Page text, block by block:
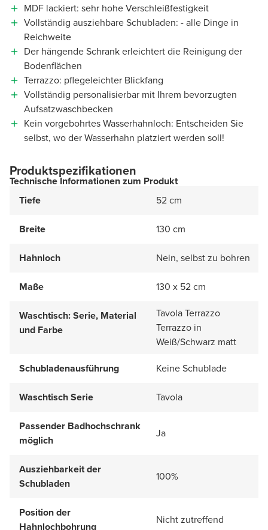
MDF lackiert: sehr hohe Verschleißfestigkeit
Vollständig ausziehbare Schubladen: - alle Dinge in
Reichweite
Der hängende Schrank erleichtert die Reinigung der
Bodenflächen
Terrazzo: pflegeleichter Blickfang
Vollständig personalisierbar mit Ihrem bevorzugten
Aufsatzwaschbecken
Kein vorgebohrtes Wasserhahnloch: Entscheiden Sie
selbst, wo der Wasserhahn platziert werden soll!
Produktspezifikationen
Technische Informationen zum Produkt
Tiefe
52 cm
Breite 130 cm
Hahnloch Nein, selbst zu bohren
Maße 130 x 52 cm
Waschtisch: Serie, Material
und Farbe
Tavola Terrazzo
Terrazzo in
Weiß/Schwarz matt
Schubladenausführung
Keine Schublade
Waschtisch Serie Tavola
Passender Badhochschrank
möglich
Ja
Ausziehbarkeit der
Schubladen
100%
Position der
Hahnlochbohrung
Nicht zutreffend